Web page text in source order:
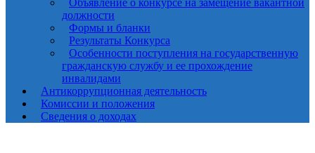
Объявление о конкурсе на замещение вакантной
должности
Формы и бланки
Результаты Конкурса
Особенности поступления на государственную
гражданскую службу и ее прохождение
инвалидами
Антикоррупционная деятельность
Комиссии и положения
Сведения о доходах